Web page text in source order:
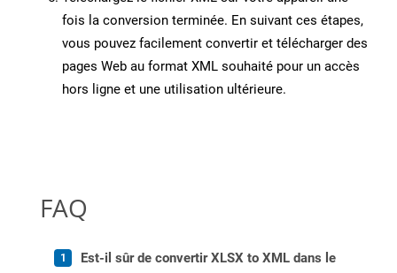
fois la conversion terminée. En suivant ces étapes,
vous pouvez facilement convertir et télécharger des
pages Web au format XML souhaité pour un accès
hors ligne et une utilisation ultérieure.
FAQ
Est-il sûr de convertir XLSX to XML dans le